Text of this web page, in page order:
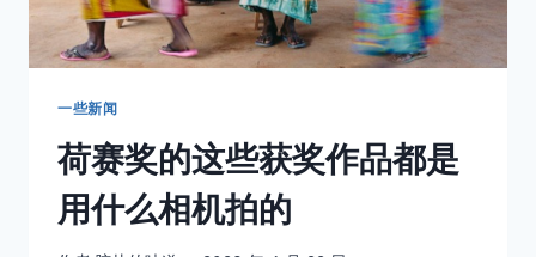
一些新闻
荷赛奖的这些获奖作品都是
用什么相机拍的